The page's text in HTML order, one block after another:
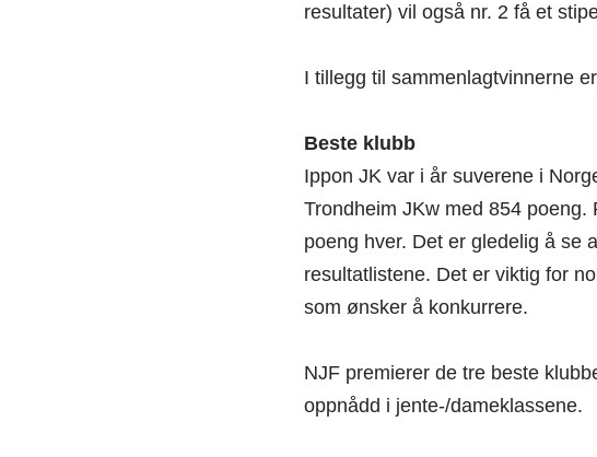
resultater) vil også nr. 2 få et
I tillegg til sammenlagtvinnerne
Beste klubb
Ippon JK var i år suverene i
Trondheim JKw med 854
poeng hver. Det er gledelig å se
resultatlistene. Det er viktig for
som ønsker å konkurrere.
NJF premierer de tre beste
oppnådd i jente-/dameklassene.